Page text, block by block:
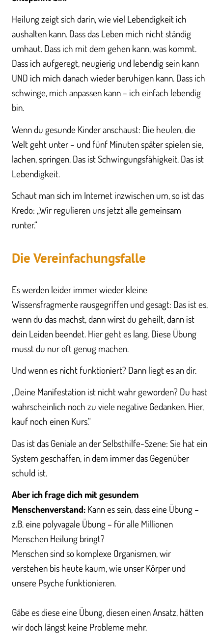
Heilung zeigt sich darin, wie viel Lebendigkeit ich
aushalten kann. Dass das Leben mich nicht ständig
umhaut. Dass ich mit dem gehen kann, was kommt.
Dass ich aufgeregt, neugierig und lebendig sein kann
UND ich mich danach wieder beruhigen kann. Dass ich
schwinge, mich anpassen kann – ich einfach lebendig
bin.
Wenn du gesunde Kinder anschaust: Die heulen, die
Welt geht unter – und fünf Minuten später spielen sie,
lachen, springen. Das ist Schwingungsfähigkeit. Das ist
Lebendigkeit.
Schaut man sich im Internet inzwischen um, so ist das
Kredo: „Wir regulieren uns jetzt alle gemeinsam
runter.“
Die Vereinfachungsfalle
Es werden leider immer wieder kleine
Wissensfragmente rausgegriffen und gesagt: Das ist es,
wenn du das machst, dann wirst du geheilt, dann ist
dein Leiden beendet. Hier geht es lang. Diese Übung
musst du nur oft genug machen.
Und wenn es nicht funktioniert? Dann liegt es an dir.
„Deine Manifestation ist nicht wahr geworden? Du hast
wahrscheinlich noch zu viele negative Gedanken. Hier,
kauf noch einen Kurs.“
Das ist das Geniale an der Selbsthilfe-Szene: Sie hat ein
System geschaffen, in dem immer das Gegenüber
schuld ist.
Aber ich frage dich mit gesundem
Menschenverstand: Kann es sein, dass eine Übung –
z.B. eine polyvagale Übung – für alle Millionen
Menschen Heilung bringt?
Menschen sind so komplexe Organismen, wir
verstehen bis heute kaum, wie unser Körper und
unsere Psyche funktionieren.
Gäbe es diese eine Übung, diesen einen Ansatz, hätten
wir doch längst keine Probleme mehr.